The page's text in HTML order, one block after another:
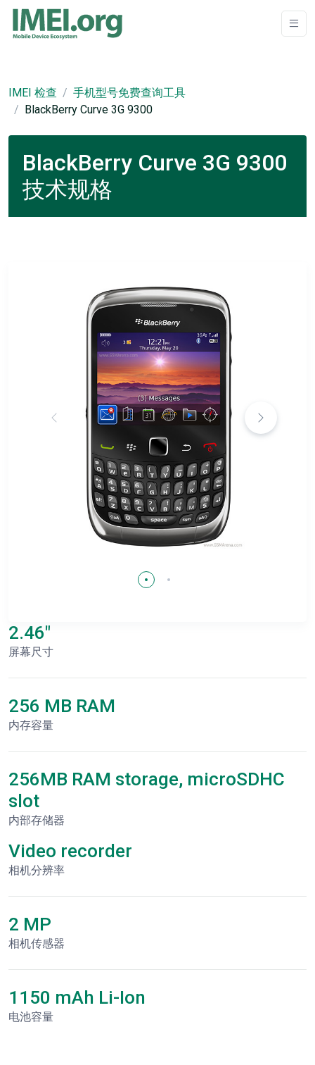
IMEI 检查
手机型号免费查询工具
BlackBerry Curve 3G 9300
BlackBerry Curve 3G 9300
技术规格
2.46"
屏幕尺寸
256 MB RAM
内存容量
256MB RAM storage, microSDHC
slot
内部存储器
Video recorder
相机分辨率
2 MP
相机传感器
1150 mAh Li-Ion
电池容量